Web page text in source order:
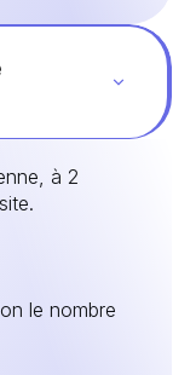
à 2
le nombre